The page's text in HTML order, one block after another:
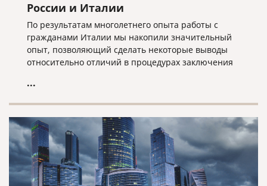
России и Италии
По результатам многолетнего опыта работы с
гражданами Италии мы накопили значительный
опыт, позволяющий сделать некоторые выводы
относительно отличий в процедурах заключения
России, что, возможно, поможет лицам,
аспектах данных процедур.
...